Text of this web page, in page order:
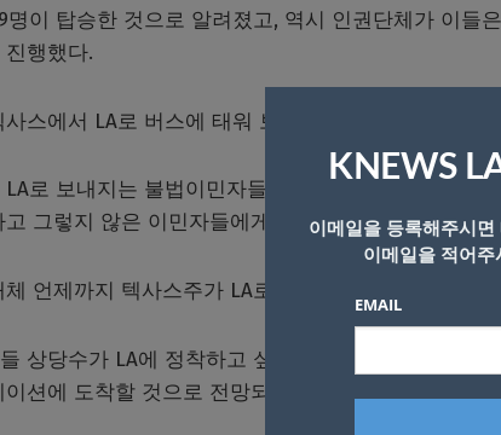
명이 탑승한 것으로 알려졌고, 역시 인권단체가 이들
행했다.
스에서 LA로 버스에 태워 보낸 불법 이민자수는 모
LA로 보내지는 불법이민자들은 LA에 친인척이나 가
고 그렇지 않은 이민자들에게는 여러가지 혜택을 제
언제까지 텍사스주가 LA로 불법이민자를 보낼 것인
상당수가 LA에 정착하고 싶어하는 것으로 알려지
션에 도착할 것으로 전망되고 있다.
KNEWS
이메일을 등록해주시
이메일을 적어
EMAIL